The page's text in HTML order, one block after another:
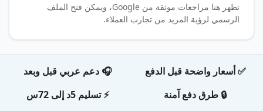
تظهر هنا مراجعات موثقة من Google، ويمكن فتح الملف
الرسمي لرؤية المزيد من تجارب العملاء.
✅ أسعار واضحة قبل الدفع
🎧 دعم عربي قبل وبعد
🔒 طرق دفع آمنة
⚡ تسليم 5د إلى 72س